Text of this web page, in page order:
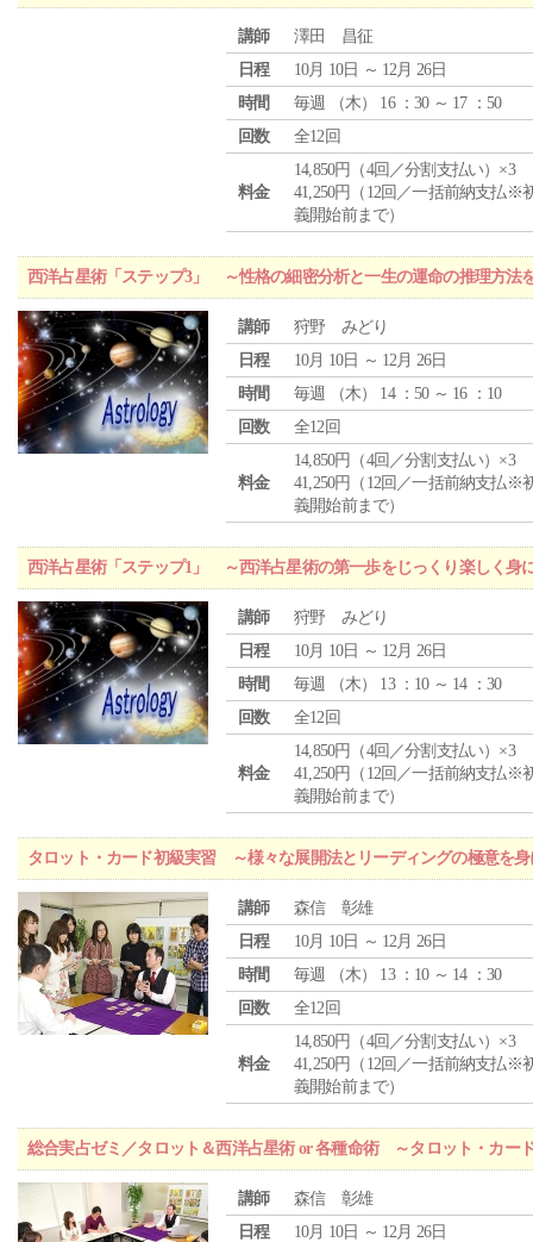
講師
澤田 昌征
日程
10月 10日 ～ 12月 26日
時間
毎週 （木） 16 ：30 ～ 17 ：50
回数
全12回
料金
14,850円（4回／分割支払い）×3
41,250円（12回／一括前納支払※
義開始前まで）
西洋占星術「ステップ3」 ～性格の細密分析と一生の運命の推理方法
講師
狩野 みどり
日程
10月 10日 ～ 12月 26日
時間
毎週 （木） 14 ：50 ～ 16 ：10
回数
全12回
料金
14,850円（4回／分割支払い）×3
41,250円（12回／一括前納支払※
義開始前まで）
西洋占星術「ステップ1」 ～西洋占星術の第一歩をじっくり楽しく身
講師
狩野 みどり
日程
10月 10日 ～ 12月 26日
時間
毎週 （木） 13 ：10 ～ 14 ：30
回数
全12回
料金
14,850円（4回／分割支払い）×3
41,250円（12回／一括前納支払※
義開始前まで）
タロット・カード初級実習 ～様々な展開法とリーディングの極意を身
講師
森信 彰雄
日程
10月 10日 ～ 12月 26日
時間
毎週 （木） 13 ：10 ～ 14 ：30
回数
全12回
料金
14,850円（4回／分割支払い）×3
41,250円（12回／一括前納支払※
義開始前まで）
総合実占ゼミ／タロット＆西洋占星術 or 各種命術 ～タロット・カー
講師
森信 彰雄
日程
10月 10日 ～ 12月 26日